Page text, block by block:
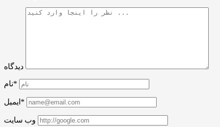
دیدگاه
نام*
ایمیل*
وب سایت